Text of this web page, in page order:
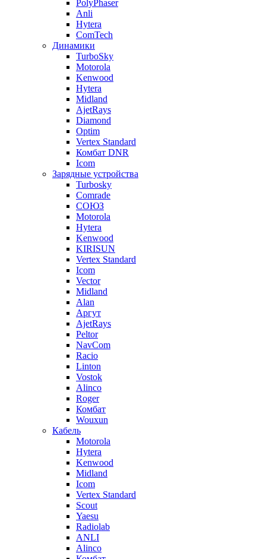
PolyPhaser
Anli
Hytera
ComTech
Динамики
TurboSky
Motorola
Kenwood
Hytera
Midland
AjetRays
Diamond
Optim
Vertex Standard
Комбат DNR
Icom
Зарядные устройства
Turbosky
Comrade
СОЮЗ
Motorola
Hytera
Kenwood
KIRISUN
Vertex Standard
Icom
Vector
Midland
Alan
Аргут
AjetRays
Peltor
NavCom
Racio
Linton
Vostok
Alinco
Roger
Комбат
Wouxun
Кабель
Motorola
Hytera
Kenwood
Midland
Icom
Vertex Standard
Scout
Yaesu
Radiolab
ANLI
Alinco